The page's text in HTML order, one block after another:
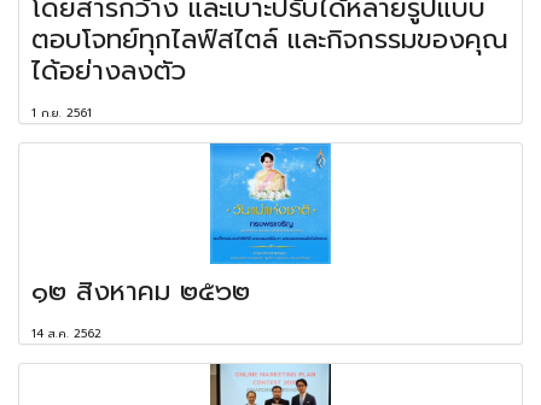
โดยสารกว้าง และเบาะปรับได้หลายรูปแบบ
ตอบโจทย์ทุกไลฟ์สไตล์ และกิจกรรมของคุณ
ได้อย่างลงตัว
1 ก.ย. 2561
๑๒ สิงหาคม ๒๕๖๒
14 ส.ค. 2562